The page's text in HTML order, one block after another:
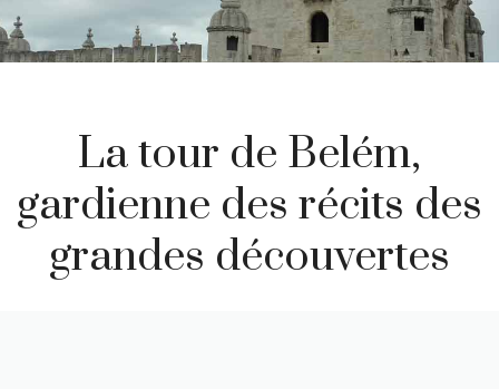
La tour de Belém,
gardienne des récits des
grandes découvertes